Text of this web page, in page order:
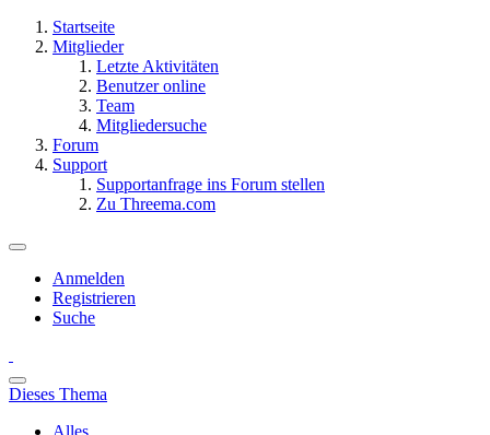
Startseite
Mitglieder
Letzte Aktivitäten
Benutzer online
Team
Mitgliedersuche
Forum
Support
Supportanfrage ins Forum stellen
Zu Threema.com
Anmelden
Registrieren
Suche
Dieses Thema
Alles